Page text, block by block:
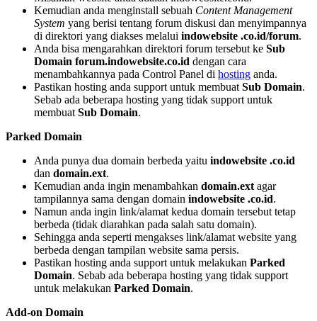
Kemudian anda menginstall sebuah Content Management
System yang berisi tentang forum diskusi dan menyimpannya
di direktori yang diakses melalui indowebsite .co.id/forum.
Anda bisa mengarahkan direktori forum tersebut ke Sub
Domain forum.indowebsite.co.id dengan cara
menambahkannya pada Control Panel di hosting anda.
Pastikan hosting anda support untuk membuatSub Domain.
Sebab ada beberapa hosting yang tidak support untuk
membuatSub Domain.
Parked Domain
Anda punya dua domain berbeda yaitu indowebsite .co.id
dan domain.ext.
Kemudian anda ingin menambahkan domain.extagar
tampilannya sama dengan domain indowebsite .co.id.
Namun anda ingin link/alamat kedua domain tersebut tetap
berbeda (tidak diarahkan pada salah satu domain).
Sehingga anda seperti mengakses link/alamat website yang
berbeda dengan tampilan website sama persis.
Pastikan hosting anda support untuk melakukan Parked
Domain. Sebab ada beberapa hosting yang tidak support
untuk melakukan Parked Domain.
Add-on Domain